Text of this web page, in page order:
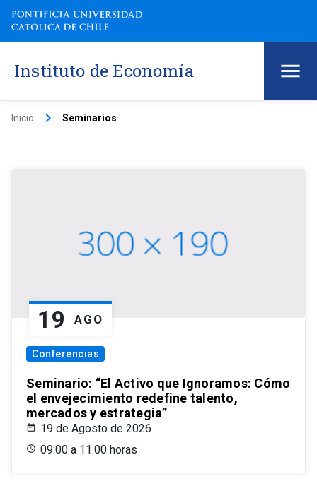
Instituto de Economía
Inicio keyboard_arrow_right Seminarios
19 AGO
Conferencias
Seminario: “El Activo que Ignoramos: Cómo
el envejecimiento redefine talento,
mercados y estrategia”
19 de Agosto de 2026
09:00 a 11:00 horas